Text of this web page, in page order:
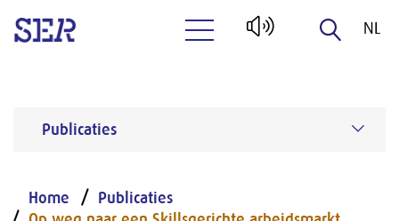
NL
Publicaties
Home
Publicaties